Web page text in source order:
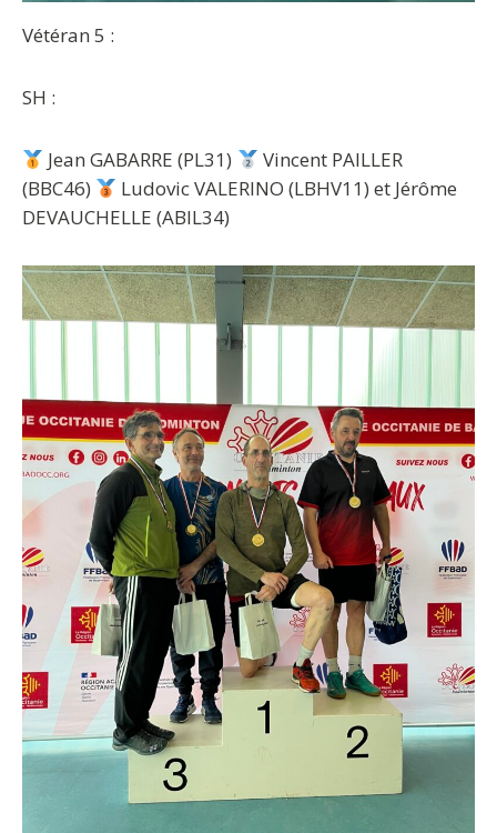
Vétéran 5 :
SH :
Jean GABARRE (PL31)
Vincent PAILLER
(BBC46)
Ludovic VALERINO (LBHV11) et Jérôme
DEVAUCHELLE (ABIL34)